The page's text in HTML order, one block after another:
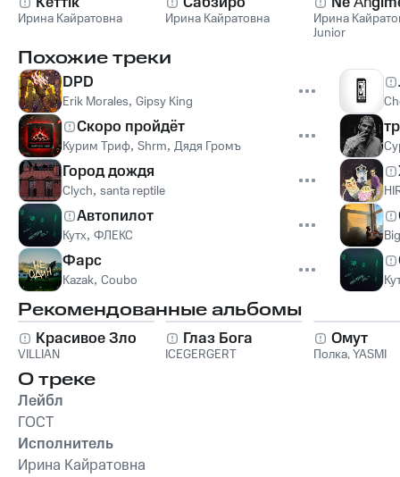
Ирина Кайратовна Ирина Кайратовна
Ирина
Junior
Похожие треки
DPD
Erik Morales, Gipsy King
Скоро пройдёт
Курим Триф, Shrm, Дядя Громъ
Город дождя
Clych, santa reptile
Автопилот
Кутх, ФЛЕКС
Фарс
Kazak, Coubo
Рекомендованные альбомы
Красивое Зло
VILLIAN
Глаз Бога
ICEGERGERT
Омут
Полка,YASMI
О треке
Лейбл
ГОСТ
Исполнитель
Ирина Кайратовна